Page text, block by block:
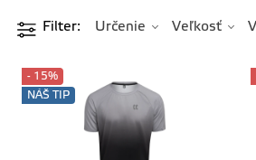
Filter Určenie Veľkosť
- 15%
NÁŠ TIP